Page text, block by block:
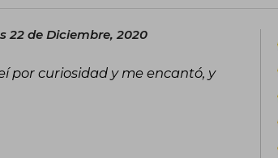
ayudar a los grupos vulnerables más
J.K. Rowling confiesa que siempre
22 de Diciembre, 2020
por curiosidad y me encantó, y